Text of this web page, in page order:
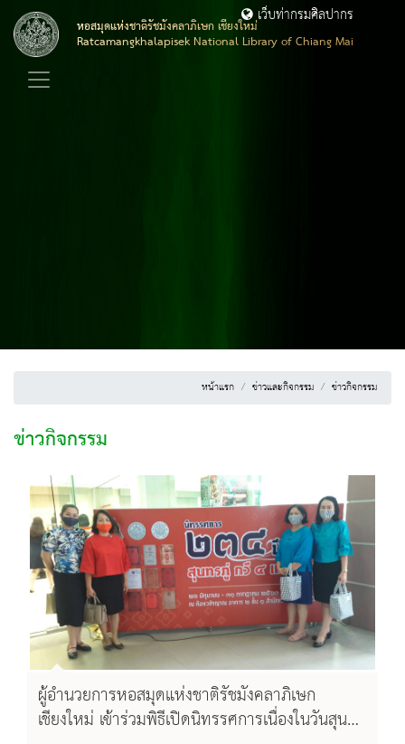
หอสมุดแห่งชาติรัชมังคลาภิเษก เชียงใหม่
Ratcamangkhalapisek National Library of Chiang Mai
เว็บท่ากรมศิลปากร
หน้าแรก ข่าวและกิจกรรม ข่าวกิจกรรม
ข่าวกิจกรรม
ผู้อำนวยการหอสมุดแห่งชาติรัชมังคลาภิเษก
เชียงใหม่ เข้าร่วมพิธีเปิดนิทรรศการเนื่องในวันสุนทร